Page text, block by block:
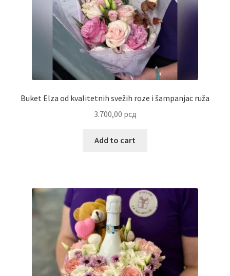
Reset password
Slaniši
Terms Conditions
Uredjenje doma
Buket Elza od kvalitetnih svežih roze i šampanjac ruža
3.700,00 рсд
Add to cart